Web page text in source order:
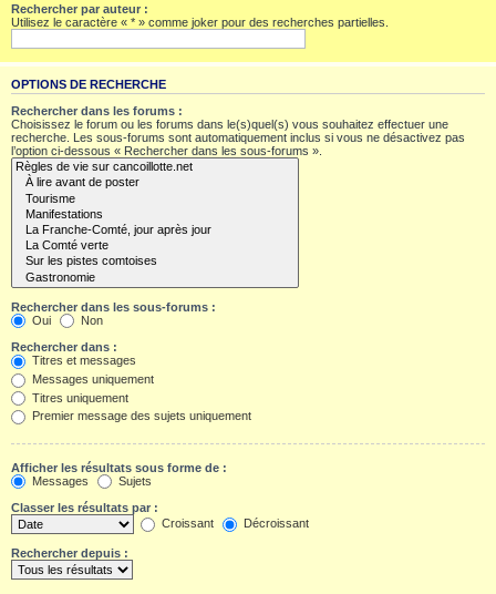
Rechercher par auteur :
Utilisez le caractère « * » comme joker pour des recherches partielles.
OPTIONS DE RECHERCHE
Rechercher dans les forums :
Choisissez le forum ou les forums dans le(s)quel(s) vous souhaitez effectuer une
recherche. Les sous-forums sont automatiquement inclus si vous ne désactivez pas
l’option ci-dessous « Rechercher dans les sous-forums ».
Rechercher dans les sous-forums :
Oui
Non
Rechercher dans :
Titres et messages
Messages uniquement
Titres uniquement
Premier message des sujets uniquement
Afficher les résultats sous forme de :
Messages
Sujets
Classer les résultats par :
Croissant
Décroissant
Rechercher depuis :